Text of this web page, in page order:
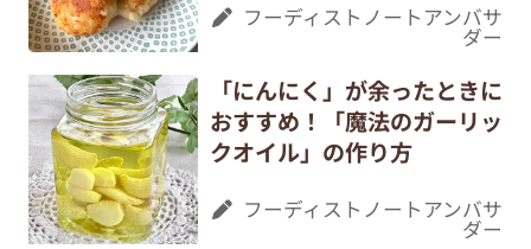
フーディストノートアンバサ
ダー
「にんにく」が余ったときに
おすすめ！「魔法のガーリッ
クオイル」の作り方
フーディストノートアンバサ
ダー